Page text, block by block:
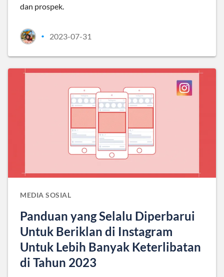
dan prospek.
• 2023-07-31
MEDIA SOSIAL
Panduan yang Selalu Diperbarui
Untuk Beriklan di Instagram
Untuk Lebih Banyak Keterlibatan
di Tahun 2023